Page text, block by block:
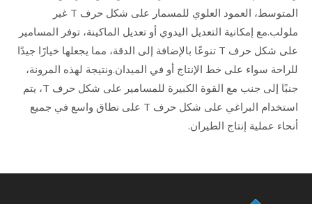
المتوسط، العمود العلوي للمسمار على شكل حرف T غير
ملولب.مع إمكانية التعديل اليدوي أو تعديل الماكينة، توفر المسامير
على شكل حرف T تنوعًا بالإضافة إلى الدقة، مما يجعلها خيارًا جيدًا
للراحة سواء على خط الإنتاج أو في الميدان.ونتيجة لهذه المرونة،
جنبًا إلى جنب مع القوة الكبيرة للمسامير على شكل حرف T، يتم
استخدام البراغي على شكل حرف T على نطاق واسع في جميع
أنحاء عملية إنتاج الطيران.